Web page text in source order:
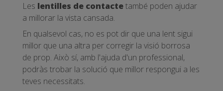
Les lentilles de contactetambé poden ajudar
a millorar la vista cansada.
En qualsevol cas, no es pot dir que una lent sigui
millor que una altra per corregir la visió borrosa
de prop. Això sí, amb l'ajuda d'un professional,
podràs trobar la solució que millor respongui a les
teves necessitats.